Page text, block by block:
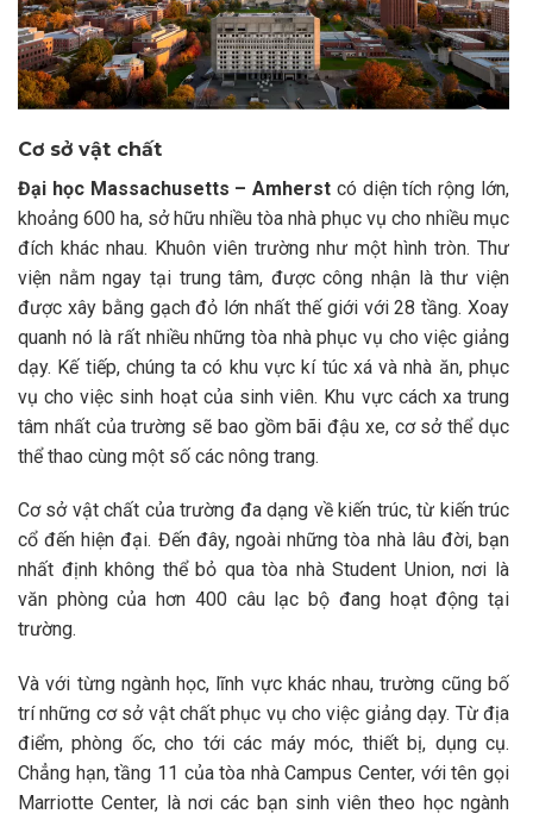
Cơ sở vật chất
Đại học Massachusetts – Amherst có diện tích rộng lớn,
khoảng 600 ha, sở hữu nhiều tòa nhà phục vụ cho nhiều mục
đích khác nhau. Khuôn viên trường như một hình tròn. Thư
viện nằm ngay tại trung tâm, được công nhận là thư viện
được xây bằng gạch đỏ lớn nhất thế giới với 28 tầng. Xoay
quanh nó là rất nhiều những tòa nhà phục vụ cho việc giảng
dạy. Kế tiếp, chúng ta có khu vực kí túc xá và nhà ăn, phục
vụ cho việc sinh hoạt của sinh viên. Khu vực cách xa trung
tâm nhất của trường sẽ bao gồm bãi đậu xe, cơ sở thể dục
thể thao cùng một số các nông trang.
Cơ sở vật chất của trường đa dạng về kiến trúc, từ kiến trúc
cổ đến hiện đại. Đến đây, ngoài những tòa nhà lâu đời, bạn
nhất định không thể bỏ qua tòa nhà Student Union, nơi là
văn phòng của hơn 400 câu lạc bộ đang hoạt động tại
trường.
Và với từng ngành học, lĩnh vực khác nhau, trường cũng bố
trí những cơ sở vật chất phục vụ cho việc giảng dạy. Từ địa
điểm, phòng ốc, cho tới các máy móc, thiết bị, dụng cụ.
Chẳng hạn, tầng 11 của tòa nhà Campus Center, với tên gọi
Marriotte Center, là nơi các bạn sinh viên theo học ngành